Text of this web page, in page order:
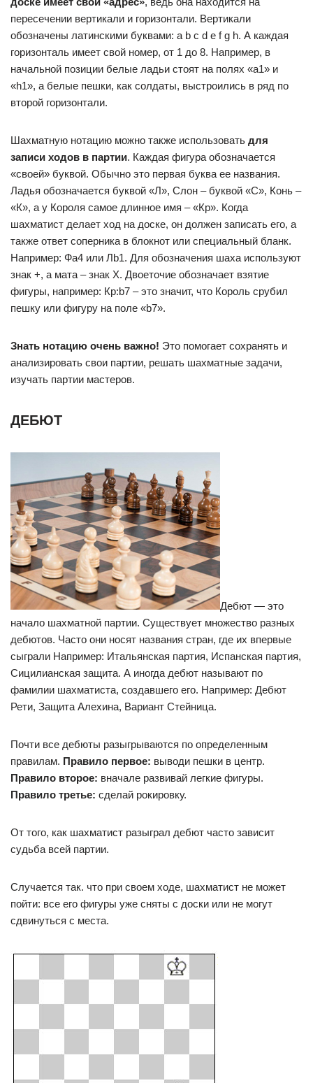
пересечении вертикали и горизонтали. Вертикали
обозначены латинскими буквами: a b c d e f g h. А каждая
горизонталь имеет свой номер, от 1 до 8. Например, в
начальной позиции белые ладьи стоят на полях «а1» и
«h1», а белые пешки, как солдаты, выстроились в ряд по
второй горизонтали.
Шахматную нотацию можно также использовать для
записи ходов в партии. Каждая фигура обозначается
«своей» буквой. Обычно это первая буква ее названия.
Ладья обозначается буквой «Л», Слон – буквой «С», Конь –
«К», а у Короля самое длинное имя – «Кр». Когда
шахматист делает ход на доске, он должен записать его, а
также ответ соперника в блокнот или специальный бланк.
Например: Фа4 или Лb1. Для обозначения шаха используют
знак +, а мата – знак Х. Двоеточие обозначает взятие
фигуры, например: Кр:b7 – это значит, что Король срубил
пешку или фигуру на поле «b7».
Знать нотацию очень важно! Это помогает сохранять и
анализировать свои партии, решать шахматные задачи,
изучать партии мастеров.
ДЕБЮТ
Дебют — это
начало шахматной партии. Существует множество разных
дебютов. Часто они носят названия стран, где их впервые
сыграли Например: Итальянская партия, Испанская партия,
Сицилианская защита. А иногда дебют называют по
фамилии шахматиста, создавшего его. Например: Дебют
Рети, Защита Алехина, Вариант Стейница.
Почти все дебюты разыгрываются по определенным
правилам. Правило первое: выводи пешки в центр.
Правило второе: вначале развивай легкие фигуры.
Правило третье: сделай рокировку.
От того, как шахматист разыграл дебют часто зависит
судьба всей партии.
Случается так. что при своем ходе, шахматист не может
пойти: все его фигуры уже сняты с доски или не могут
сдвинуться с места.